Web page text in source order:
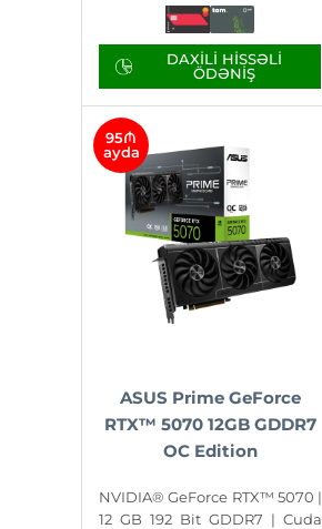
DAXILI HISSƏLI
ÖDƏNIŞ
95₼
ayda
ASUS Prime GeForce
RTX™ 5070 12GB GDDR7
OC Edition
NVIDIA® GeForce RTX™ 5070 |
12 GB 192 Bit GDDR7 | Cuda